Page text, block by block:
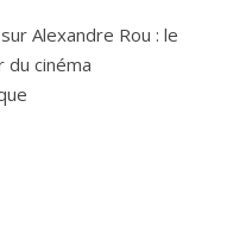
sur Alexandre Rou : le
du cinéma